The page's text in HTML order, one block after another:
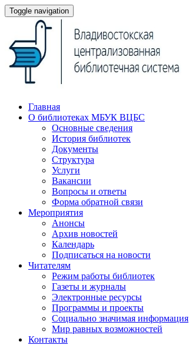
Toggle navigation
Главная
О библиотеках МБУК ВЦБС
Основные сведения
История библиотек
Документы
Структура
Услуги
Вакансии
Вопросы и ответы
Форма обратной связи
Мероприятия
Анонсы
Архив новостей
Календарь
Подписаться на новости
Читателям
Режим работы библиотек
Газеты и журналы
Электронные ресурсы
Программы и проекты
Социально значимая информация
Мир равных возможностей
Контакты